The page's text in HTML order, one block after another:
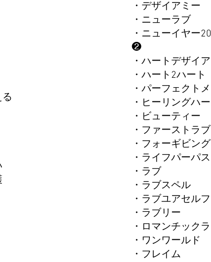
る
・デザイアミー
・ニューラブ
・ニューイヤー
❷
・ハートデザ
・ハート2ハー
・パーフェク
・ヒーリング
・ビューティー
・ファースト
・フォーギビ
・ライフパー
・ラブ
・ラブスペル
・ラブユアセ
・ラブリー
・ロマンチッ
・ワンワールド
・フレイム